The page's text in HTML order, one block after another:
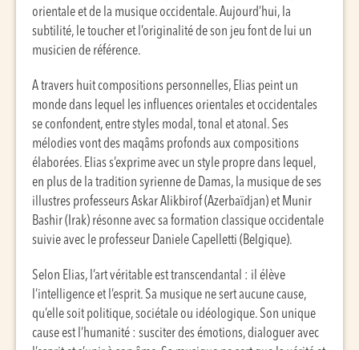
orientale et de la musique occidentale. Aujourd’hui, la
subtilité, le toucher et l’originalité de son jeu font de lui un
musicien de référence.
A travers huit compositions personnelles, Elias peint un
monde dans lequel les influences orientales et occidentales
se confondent, entre styles modal, tonal et atonal. Ses
mélodies vont des maqâms profonds aux compositions
élaborées. Elias s’exprime avec un style propre dans lequel,
en plus de la tradition syrienne de Damas, la musique de ses
illustres professeurs Askar Alikbirof (Azerbaïdjan) et Munir
Bashir (Irak) résonne avec sa formation classique occidentale
suivie avec le professeur Daniele Capelletti (Belgique).
Selon Elias, l’art véritable est transcendantal : il élève
l’intelligence et l’esprit. Sa musique ne sert aucune cause,
qu’elle soit politique, sociétale ou idéologique. Son unique
cause est l’humanité : susciter des émotions, dialoguer avec